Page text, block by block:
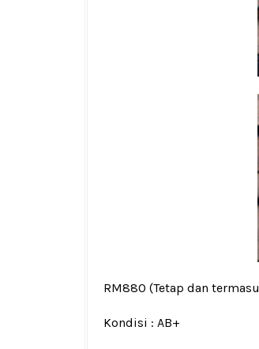
RM880 (Tetap dan
Kondisi : AB+